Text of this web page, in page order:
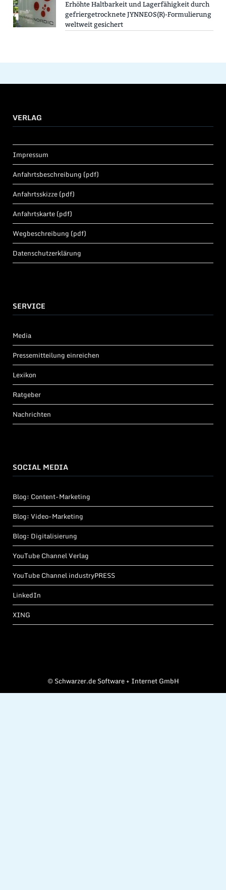
Erhöhte Haltbarkeit und Lagerfähigkeit durch
gefriergetrocknete JYNNEOS(R)-Formulierung
weltweit gesichert
VERLAG
Impressum
Anfahrtsbeschreibung (pdf)
Anfahrtsskizze (pdf)
Anfahrtskarte (pdf)
Wegbeschreibung (pdf)
Datenschutzerklärung
SERVICE
Media
Pressemitteilung einreichen
Lexikon
Ratgeber
Nachrichten
SOCIAL MEDIA
Blog: Content-Marketing
Blog: Video-Marketing
Blog: Digitalisierung
YouTube Channel Verlag
YouTube Channel industryPRESS
LinkedIn
XING
©Schwarzer.de Software + Internet GmbH